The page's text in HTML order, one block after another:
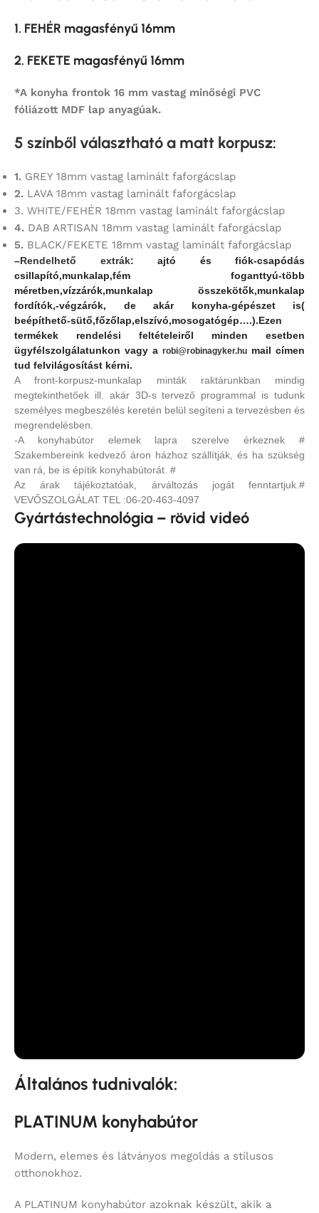
1. FEHÉR magasfényű 16mm
2. FEKETE magasfényű 16mm
*A konyha frontok 16 mm vastag minőségi PVC
fóliázott MDF lap anyagúak.
5 színből választható a matt korpusz:
1. GREY 18mm vastag laminált faforgácslap
2. LAVA 18mm vastag laminált faforgácslap
3. WHITE/FEHÉR 18mm vastag laminált faforgácslap
4. DAB ARTISAN 18mm vastag laminált faforgácslap
5. BLACK/FEKETE 18mm vastag laminált faforgácslap
–Rendelhető extrák: ajtó és fiók-csapódás
csillapító,munkalap,fém foganttyú-több
méretben,vízzárók,munkalap összekötők,munkalap
fordítók,-végzárók, de akár konyha-gépészet is(
beépíthető-sütő,főzőlap,elszívó,mosogatógép….).Ezen
termékek rendelési feltételeiről minden esetben
ügyfélszolgálatunkon vagy a robi@robinagyker.hu mail címen
tud felvilágosítást kérni.
A front-korpusz-munkalap minták raktárunkban mindig
megtekinthetőek ill. akár 3D-s tervező programmal is tudunk
személyes megbeszélés keretén belül segíteni a tervezésben és
megrendelésben.
-A konyhabútor elemek lapra szerelve érkeznek #
Szakembereink kedvező áron házhoz szállítják, és ha szükség
van rá, be is építik konyhabútorát. #
Az árak tájékoztatóak, árváltozás jogát fenntartjuk.#
VEVŐSZOLGÁLAT TEL :06-20-463-4097
Gyártástechnológia – rövid videó
Általános tudnivalók:
PLATINUM konyhabútor
Modern, elemes és látványos megoldás a stílusos
otthonokhoz.
A PLATINUM konyhabútor azoknak készült, akik a